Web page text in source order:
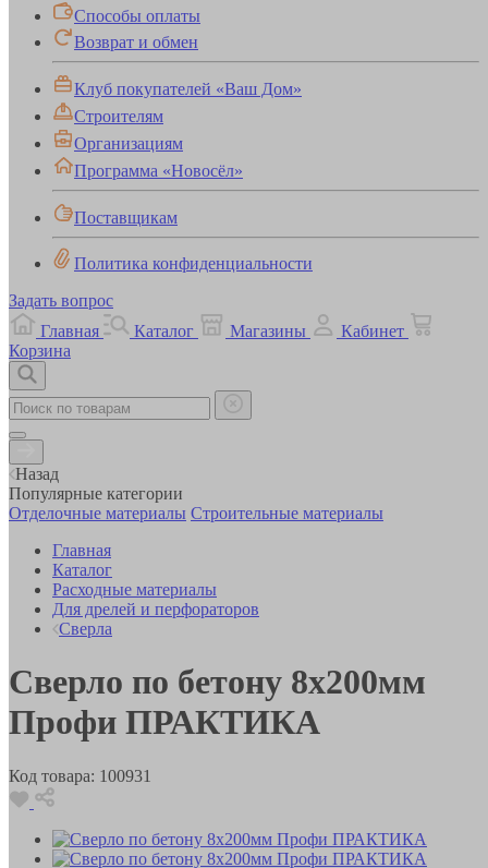
Способы оплаты
Возврат и обмен
Клуб покупателей «Ваш Дом»
Строителям
Организациям
Программа «Новосёл»
Поставщикам
Политика конфиденциальности
Задать вопрос
Главная
Каталог Магазины
Кабинет
Корзина
Назад
Популярные категории
Отделочные материалы Строительные материалы
Главная
Каталог
Расходные материалы
Для дрелей и перфораторов
Сверла
Сверло по бетону 8х200мм
Профи ПРАКТИКА
Код товара: 100931